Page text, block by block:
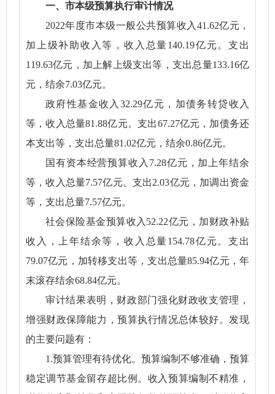
一、市本级预算执行审计情况
2022年度市本级一般公共预算收入41.62亿元，
加上级补助收入等，收入总量140.19亿元。支出
119.63亿元，加上解上级支出等，支出总量133.16亿
元，结余7.03亿元。
政府性基金收入32.29亿元，加债务转贷收入
等，收入总量81.88亿元。支出67.27亿元，加债务还
本支出等，支出总量81.02亿元，结余0.86亿元。
国有资本经营预算收入7.28亿元，加上年结余
等，收入总量7.57亿元。支出2.03亿元，加调出资金
等，支出总量7.57亿元。
社会保险基金预算收入52.22亿元，加财政补贴
收入，上年结余等，收入总量154.78亿元。支出
79.07亿元，加转移支出等，支出总量85.94亿元，年
末滚存结余68.84亿元。
审计结果表明，财政部门强化财政收支管理，
增强财政保障能力，预算执行情况总体较好。发现
的主要问题有：
1.预算管理有待优化。预算编制不够准确，预算
稳定调节基金留存超比例。收入预算编制不精准，